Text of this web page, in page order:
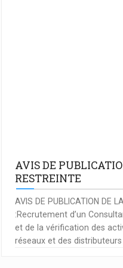
AVIS DE
RESTREINTE
AVIS DE PUBLICATION DE
:Recrutement d’un
et de la vérification des
réseaux et des